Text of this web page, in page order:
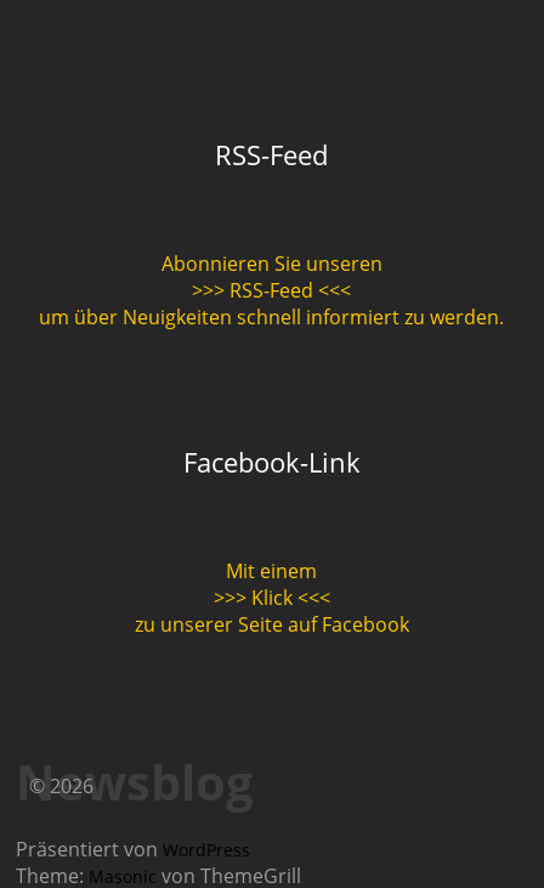
RSS-Feed
Abonnieren Sie unseren
>>> RSS-Feed <<<
um über Neuigkeiten schnell informiert zu werden.
Facebook-Link
Mit einem
>>> Klick <<<
zu unserer Seite auf Facebook
Newsblog
© 2026
Präsentiert vonWordPress
Theme: Masonic von ThemeGrill